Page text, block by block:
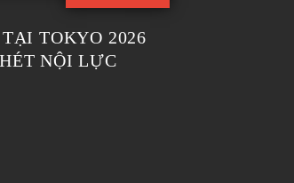
TOKYO 2026
NỘI LỰC